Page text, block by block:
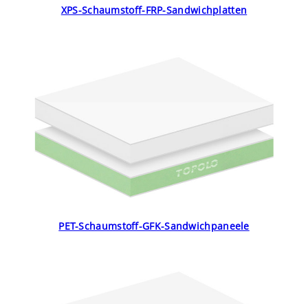
XPS-Schaumstoff-FRP-Sandwichplatten
PET-Schaumstoff-GFK-Sandwichpaneele